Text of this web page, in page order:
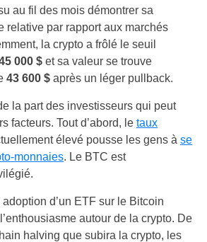
au fil des mois démontrer sa
relative par rapport aux marchés
la crypto a frôlé le seuil
000 $ et sa valeur se trouve
43 600 $ après un léger pullback.
la part des investisseurs qui peut
facteurs. Tout d’abord, le taux
élevé pousse les gens à se
monnaies. Le BTC est
d’un ETF sur le Bitcoin
autour de la crypto. De
halving que subira la crypto, les